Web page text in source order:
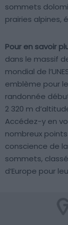
sommets
prairies alpines,
Pour en savoir
dans le massif
mondial de
emblème pour
randonnée
2 320 m
Accédez-y en
nombreux
conscience de
sommets,
d’Europe pour